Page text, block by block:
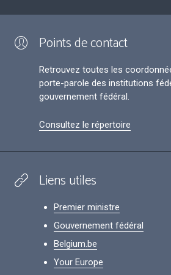
Points de contact
Retrouvez toutes les
porte-parole des institutions
gouvernement fédéral.
Consultez le répertoire
Liens utiles
Premier ministre
Gouvernement fédéral
Belgium.be
Your Europe